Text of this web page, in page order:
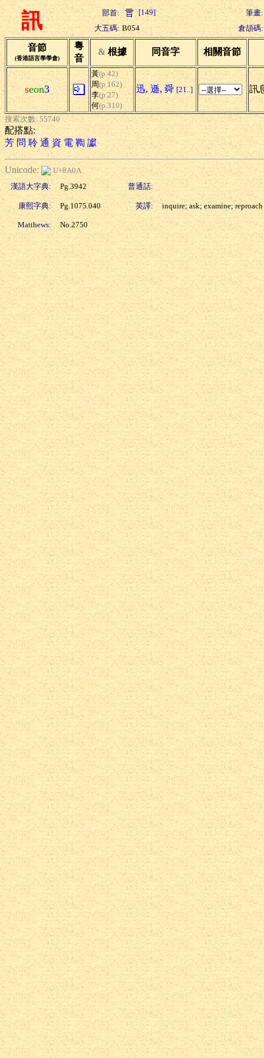
訊 部首: [149]
筆畫:
大五碼: B054 倉頡碼:
音節
(香港語言學學會)
粵
音
& 根據 同音字 相關音節
seon3
黃(p.42)
周(p.162)
李(p.27)
何(p.310)
迅, 遜, 舜 [21..] 訊
搜索次數: 55740
配搭點:
芳 問 聆 通 資 電 鞫 讞
Unicode:
U+8A0A
漢語大字典:
Pg.3942 普通話:
康熙字典: Pg.1075.040 英譯: inquire; ask; examine; reproach
Matthews: No.2750